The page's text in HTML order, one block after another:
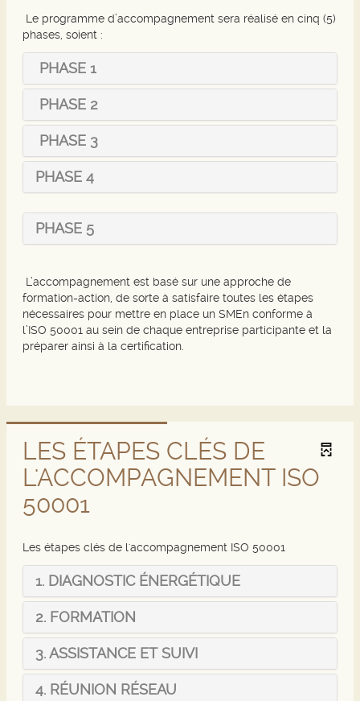
Le programme d’accompagnement sera réalisé en cinq (5)
phases, soient :
PHASE 1
PHASE 2
PHASE 3
PHASE 4
PHASE 5
L’accompagnement est basé sur une approche de
formation-action, de sorte à satisfaire toutes les étapes
nécessaires pour mettre en place un SMEn conforme à
l’ISO 50001 au sein de chaque entreprise participante et la
préparer ainsi à la certification.
LES ÉTAPES CLÉS DE
L'ACCOMPAGNEMENT ISO
50001
Les étapes clés de l'accompagnement ISO 50001
1. DIAGNOSTIC ÉNERGÉTIQUE
2. FORMATION
3. ASSISTANCE ET SUIVI
4. RÉUNION RÉSEAU